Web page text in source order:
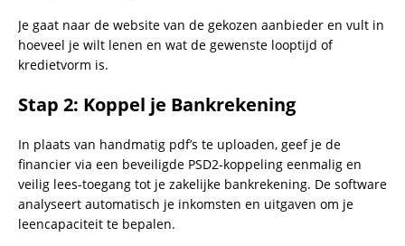
Je gaat naar de website van de gekozen aanbieder en vult in
hoeveel je wilt lenen en wat de gewenste looptijd of
kredietvorm is.
Stap 2: Koppel je Bankrekening
In plaats van handmatig pdf’s te uploaden, geef je de
financier via een beveiligde PSD2-koppeling eenmalig en
veilig lees-toegang tot je zakelijke bankrekening. De software
analyseert automatisch je inkomsten en uitgaven om je
leencapaciteit te bepalen.